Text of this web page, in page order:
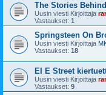
The Stories
Uusin viesti Kirjoittaja
Vastaukset: 1
Springsteen On
Uusin viesti Kirjoittaja
Vastaukset: 18
EI E Street
Uusin viesti Kirjoittaja
Vastaukset: 9